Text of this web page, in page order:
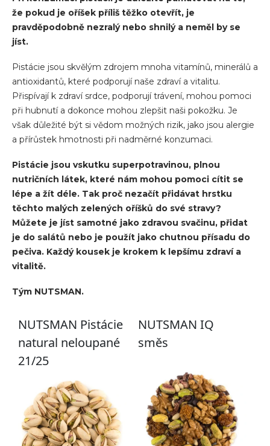
že pokud je oříšek příliš těžko otevřít, je
pravděpodobně nezralý nebo shnilý a neměl by se
jíst.
Pistácie jsou skvělým zdrojem mnoha vitamínů, minerálů a
antioxidantů, které podporují naše zdraví a vitalitu.
Přispívají k zdraví srdce, podporují trávení, mohou pomoci
při hubnutí a dokonce mohou zlepšit naši pokožku. Je
však důležité být si vědom možných rizik, jako jsou alergie
a přírůstek hmotnosti při nadměrné konzumaci.
Pistácie jsou vskutku superpotravinou, plnou
nutričních látek, které nám mohou pomoci cítit se
lépe a žít déle. Tak proč nezačít přidávat hrstku
těchto malých zelených oříšků do své stravy?
Můžete je jíst samotné jako zdravou svačinu, přidat
je do salátů nebo je použít jako chutnou přísadu do
pečiva. Každý kousek je krokem k lepšímu zdraví a
vitalitě.
Tým NUTSMAN.